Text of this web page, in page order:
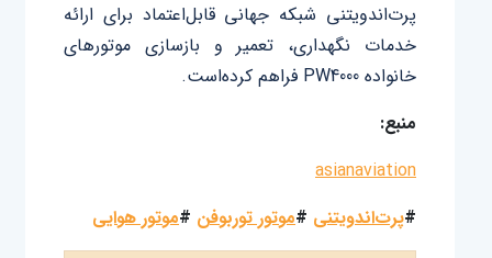
پرت‌اندویتنی شبکه جهانی قابل‌اعتماد برای ارائه
خدمات نگهداری، تعمیر و بازسازی موتورهای
خانواده PW4000 فراهم کرده‌است.
منبع:
asianaviation
#پرت‌اندویتنی #موتور توربوفن #موتور هوایی